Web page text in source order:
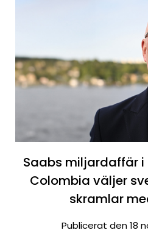
Saabs miljardaffär i
Colombia väljer
skramlar
Publicerat den 18